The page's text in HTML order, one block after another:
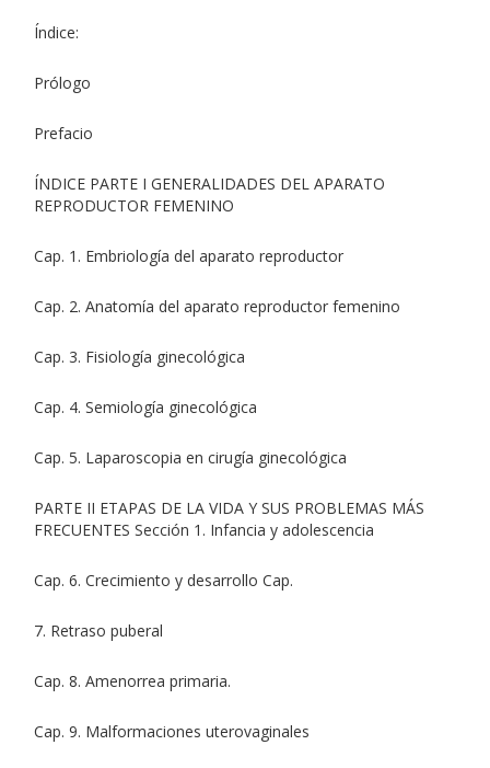
Índice:
Prólogo
Prefacio
ÍNDICE PARTE I GENERALIDADES DEL APARATO
REPRODUCTOR FEMENINO
Cap. 1. Embriología del aparato reproductor
Cap. 2. Anatomía del aparato reproductor femenino
Cap. 3. Fisiología ginecológica
Cap. 4. Semiología ginecológica
Cap. 5. Laparoscopia en cirugía ginecológica
PARTE II ETAPAS DE LA VIDA Y SUS PROBLEMAS MÁS
FRECUENTES Sección 1. Infancia y adolescencia
Cap. 6. Crecimiento y desarrollo Cap.
7. Retraso puberal
Cap. 8. Amenorrea primaria.
Cap. 9. Malformaciones uterovaginales